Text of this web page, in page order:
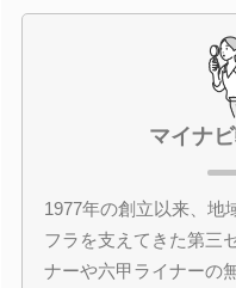
マイナ
1977年の創立以来、地
フラを支えてきた第三
ナーや六甲ライナーの